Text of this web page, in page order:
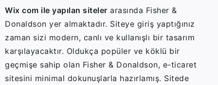
Wix com ile yapılan siteler arasında Fisher &
Donaldson yer almaktadır. Siteye giriş yaptığınız
zaman sizi modern, canlı ve kullanışlı bir tasarım
karşılayacaktır. Oldukça popüler ve köklü bir
geçmişe sahip olan Fisher & Donaldson, e-ticaret
sitesini minimal dokunuşlarla hazırlamış. Sitede